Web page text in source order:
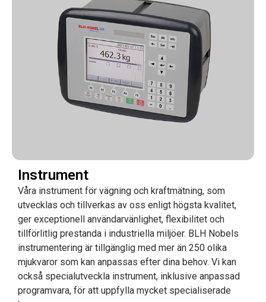
Instrument
Våra instrument för vägning och kraftmätning, som
utvecklas och tillverkas av oss enligt högsta kvalitet,
ger exceptionell användarvänlighet, flexibilitet och
tillförlitlig prestanda i industriella miljöer. BLH Nobels
instrumentering är tillgänglig med mer än 250 olika
mjukvaror som kan anpassas efter dina behov. Vi kan
också specialutveckla instrument, inklusive anpassad
programvara, för att uppfylla mycket specialiserade